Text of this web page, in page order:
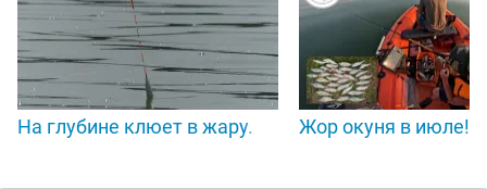
На глубине клюет в жару. Жор окуня в